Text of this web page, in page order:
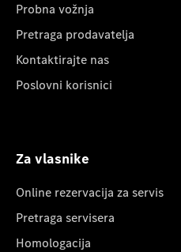
Probna vožnja
Pretraga prodavatelja
Kontaktirajte nas
Poslovni korisnici
Za vlasnike
Online rezervacija za servis
Pretraga servisera
Homologacija